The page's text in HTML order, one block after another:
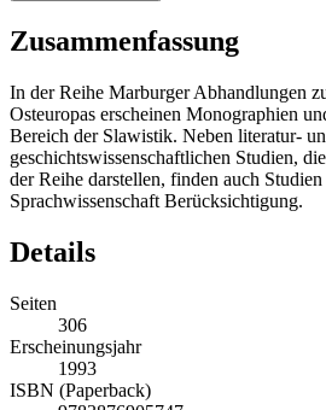
Zusammenfassung
In der Reihe Marburger Abhandlungen
Osteuropas erscheinen Monographien
Bereich der Slawistik. Neben literatur-
geschichtswissenschaftlichen Studien,
der Reihe darstellen, finden auch Studien
Sprachwissenschaft Berücksichtigung.
Details
Seiten
306
Erscheinungsjahr
1993
ISBN (Paperback)